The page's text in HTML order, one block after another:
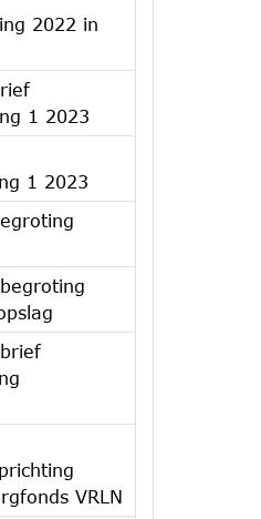
2022 in
1 2023
1 2023
VRLN